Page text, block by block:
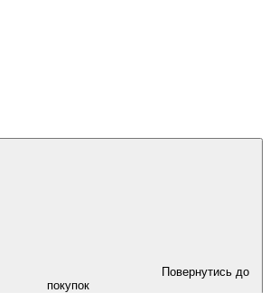
Повернутись до
покупок